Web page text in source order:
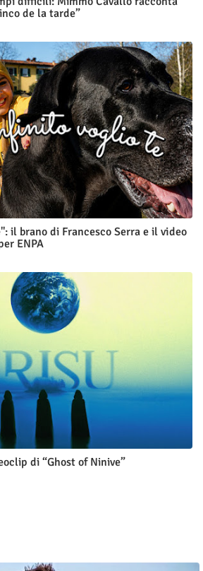
de la tarde”
il brano di Francesco Serra e il video
ENPA
di “Ghost of Ninive”